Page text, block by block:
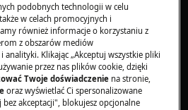
pozwala ustawić czas
podobnych technologii w celu
w celach promocyjnych i
również informacje o korzystaniu z
z obszarów mediów
analityki. Klikając „Akceptuj wszystkie pliki
przez nas plików cookie, dzięki
Twoje doświadczenie na stronie,
oraz wyświetlać Ci spersonalizowane
akceptacji", blokujesz opcjonalne